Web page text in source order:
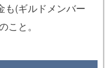
も(ギルドメンバー
こと。